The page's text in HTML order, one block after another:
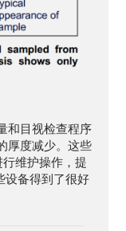
和目视检查程序
厚度减少。这些
维护操作，提
设备得到了很好